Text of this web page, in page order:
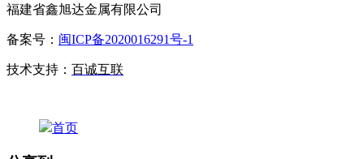
福建省鑫旭达金属有限公司
备案号： 闽ICP备2020016291号-1
技术支持： 百诚互联
首页